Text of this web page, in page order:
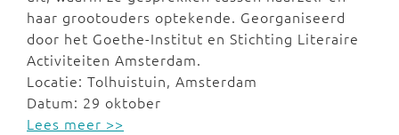
haar grootouders optekende. Georganiseerd
door het Goethe-Institut en Stichting Literaire
Activiteiten Amsterdam.
Locatie: Tolhuistuin, Amsterdam
Datum: 29 oktober
Lees meer >>